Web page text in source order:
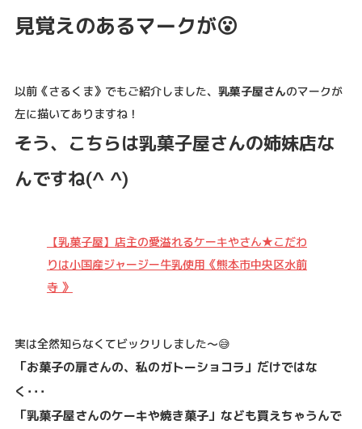
見覚えのあるマークが😮
以前《さるくま》でもご紹介しました、 乳菓子屋さんのマークが
左に描いてありますね！
そう、こちらは乳菓子屋さんの姉妹店な
んですね(^ ^)
【乳菓子屋】店主の愛溢れるケーキやさん★こだわ
りは小国産ジャージー牛乳使用《熊本市中央区水前
寺 》
実は全然知らなくてビックリしました～😅
「お菓子の扉さんの、私のガトーショコラ」だけではな
く･･･
「乳菓子屋さんのケーキや焼き菓子」なども買えちゃうんで